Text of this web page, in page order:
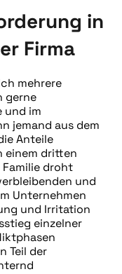
in
Firma
mehrere
gerne
und im
jemand aus dem
Anteile
einem dritten
droht
und
Unternehmen
und Irritation
einzelner
Teil der